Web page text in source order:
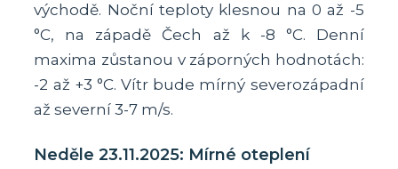
východě. Noční teploty klesnou na 0 až -5
°C, na západě Čech až k -8 °C. Denní
maxima zůstanou v záporných hodnotách:
-2 až +3 °C. Vítr bude mírný severozápadní
až severní 3-7 m/s.
Neděle 23.11.2025: Mírné oteplení